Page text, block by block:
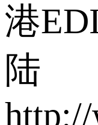
港
陆
http://